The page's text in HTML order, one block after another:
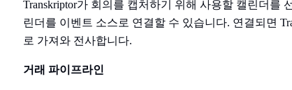
Transkriptor가 회의를 캡처하기 위해 사용할 캘린더를
린더를 이벤트 소스로 연결할 수 있습니다. 연결되면
로 가져와 전사합니다.
거래 파이프라인